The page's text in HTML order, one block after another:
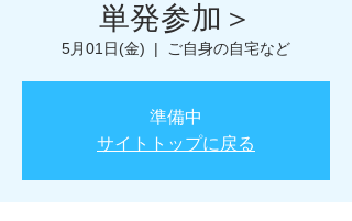
単発参加＞
5月01日(金)
  |
ご自身の自宅など
準備中
サイトトップに戻る